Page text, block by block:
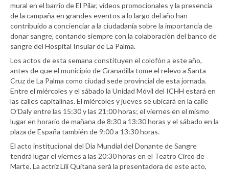
mural en el barrio de El Pilar, vídeos promocionales y la presencia
de la campaña en grandes eventos a lo largo del año han
contribuido a concienciar a la ciudadanía sobre la importancia de
donar sangre, contando siempre con la colaboración del banco de
sangre del Hospital Insular de La Palma.
Los actos de esta semana constituyen el colofón a este año,
antes de que el municipio de Granadilla tome el relevo a Santa
Cruz de La Palma como ciudad sede provincial de esta jornada.
Entre el miércoles y el sábado la Unidad Móvil del ICHH estará en
las calles capitalinas. El miércoles y jueves se ubicará en la calle
O’Daly entre las 15:30 y las 21:00 horas; el viernes en el mismo
lugar en horario de mañana de 8:30 a 13:30 horas y el sábado en la
plaza de España también de 9:00 a 13:30 horas.
El acto institucional del Día Mundial del Donante de Sangre
tendrá lugar el viernes a las 20:30 horas en el Teatro Circo de
Marte. La actriz Lili Quitana será la presentadora de este acto,